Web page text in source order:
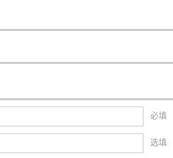
必填
选填